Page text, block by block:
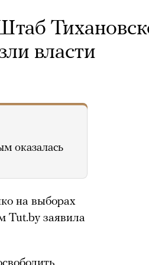
власти
оказалась
на выборах
Tut.by заявила